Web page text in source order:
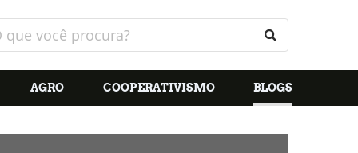
AGRO COOPERATIVISMO BLOGS